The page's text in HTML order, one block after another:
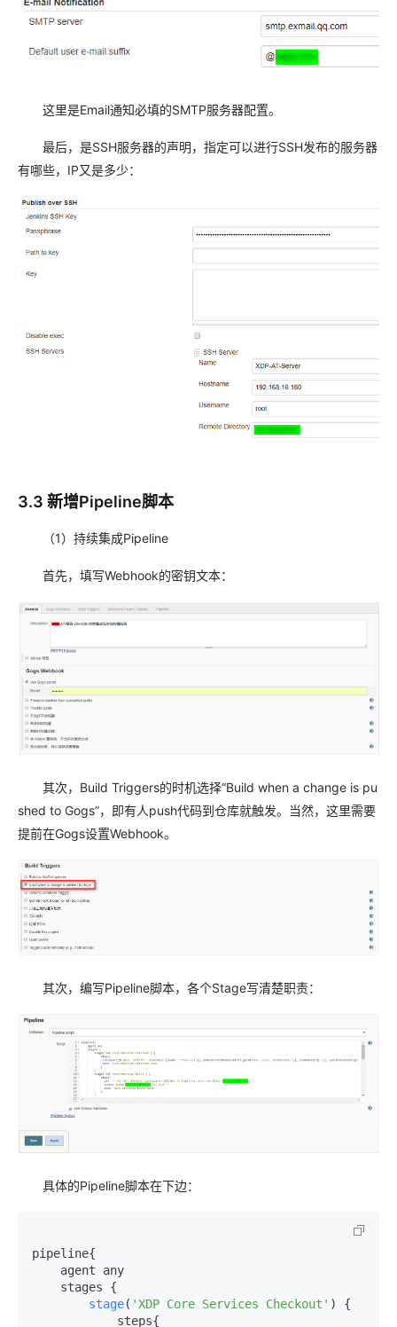
这里是Email通知必填的SMTP服务器配置。
最后，是SSH服务器的声明，指定可以进行SSH发布的服务器
有哪些，IP又是多少：
3.3 新增Pipeline脚本
（1）持续集成Pipeline
首先，填写Webhook的密钥文本：
其次，Build Triggers的时机选择“Build when a change is pu
shed to Gogs”，即有人push代码到仓库就触发。当然，这里需要
提前在Gogs设置Webhook。
其次，编写Pipeline脚本，各个Stage写清楚职责：
具体的Pipeline脚本在下边：
pipeline{
stage( 'XDP Core Services Checkout' ) {